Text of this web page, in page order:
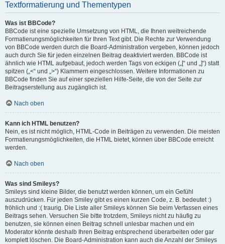
Textformatierung und Thementypen
Was ist BBCode?
BBCode ist eine spezielle Umsetzung von HTML, die Ihnen weitreichende
Formatierungsmöglichkeiten für Ihren Text gibt. Die Rechte zur Verwendung
von BBCode werden durch die Board-Administration vergeben, können jedoch
auch durch Sie für jeden einzelnen Beitrag deaktiviert werden. BBCode ist
ähnlich wie HTML aufgebaut, jedoch werden Tags von eckigen („[“ und „]“) statt
spitzen („<“ und „>“) Klammern eingeschlossen. Weitere Informationen zu
BBCode finden Sie auf einer speziellen Hilfe-Seite, die von der Seite zur
Beitragserstellung aus zugänglich ist.
Nach oben
Kann ich HTML benutzen?
Nein, es ist nicht möglich, HTML-Code in Beiträgen zu verwenden. Die meisten
Formatierungsmöglichkeiten, die HTML bietet, können über BBCode erreicht
werden.
Nach oben
Was sind Smileys?
Smileys sind kleine Bilder, die benutzt werden können, um ein Gefühl
auszudrücken. Für jeden Smiley gibt es einen kurzen Code, z. B. bedeutet :)
fröhlich und :( traurig. Die Liste aller Smileys können Sie beim Verfassen eines
Beitrags sehen. Versuchen Sie bitte trotzdem, Smileys nicht zu häufig zu
benutzen, sie können einen Beitrag schnell unlesbar machen und ein
Moderator könnte deshalb Ihren Beitrag entsprechend überarbeiten oder gar
komplett löschen. Die Board-Administration kann auch die Anzahl der Smileys